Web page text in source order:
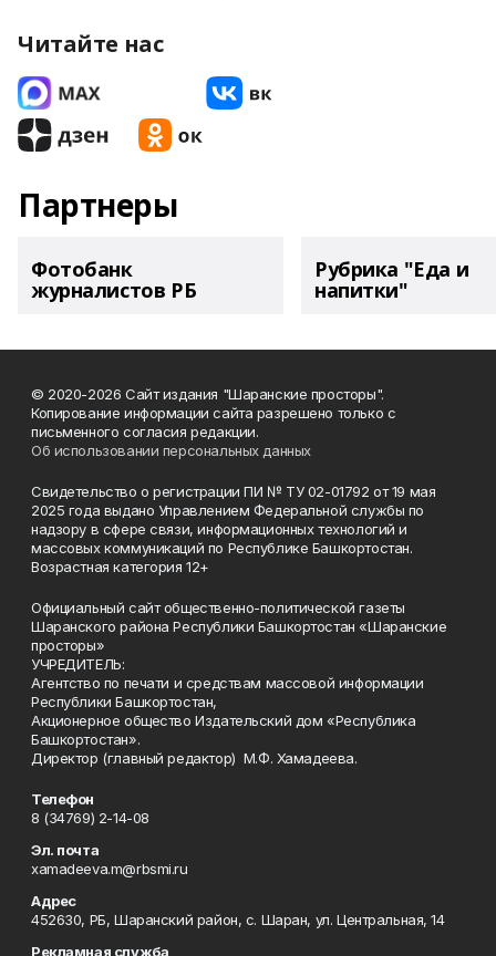
Читайте нас
Партнеры
Фотобанк
журналистов РБ
Рубрика "Еда и
напитки"
© 2020-2026 Сайт издания "Шаранские просторы".
Копирование информации сайта разрешено только с
письменного согласия редакции.
Об использовании персональных данных
Свидетельство о регистрации ПИ № ТУ 02-01792 от 19 мая
2025 года выдано Управлением Федеральной службы по
надзору в сфере связи, информационных технологий и
массовых коммуникаций по Республике Башкортостан.
Возрастная категория 12+
Официальный сайт общественно-политической газеты
Шаранского района Республики Башкортостан «Шаранские
просторы»
УЧРЕДИТЕЛЬ:
Агентство по печати и средствам массовой информации
Республики Башкортостан,
Акционерное общество Издательский дом «Республика
Башкортостан».
Директор (главный редактор) М.Ф. Хамадеева.
Телефон
8 (34769) 2-14-08
Эл. почта
xamadeeva.m@rbsmi.ru
Адрес
452630, РБ, Шаранский район, с. Шаран, ул. Центральная, 14
Рекламная служба